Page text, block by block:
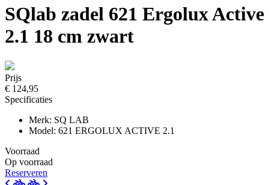
SQlab zadel 621 Ergolux Active
2.1 18 cm zwart
Prijs
€ 124,95
Specificaties
Merk: SQ LAB
Model: 621 ERGOLUX ACTIVE 2.1
Voorraad
Op voorraad
Reserveren